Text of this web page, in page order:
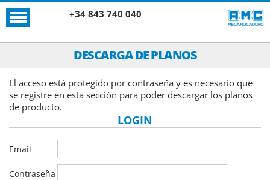
+34 843 740 040
DESCARGA DE PLANOS
El acceso está protegido por contraseña y es necesario que
se registre en esta sección para poder descargar los planos
de producto.
LOGIN
Email
Contraseña